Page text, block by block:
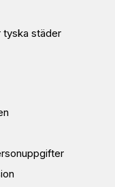
tyska städer